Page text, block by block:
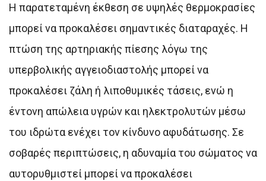
Η παρατεταμένη έκθεση σε υψηλές θερμοκρασίες
μπορεί να προκαλέσει σημαντικές διαταραχές. Η
πτώση της αρτηριακής πίεσης λόγω της
υπερβολικής αγγειοδιαστολής μπορεί να
προκαλέσει ζάλη ή λιποθυμικές τάσεις, ενώ η
έντονη απώλεια υγρών και ηλεκτρολυτών μέσω
του ιδρώτα ενέχει τον κίνδυνο αφυδάτωσης. Σε
σοβαρές περιπτώσεις, η αδυναμία του σώματος να
αυτορυθμιστεί μπορεί να προκαλέσει